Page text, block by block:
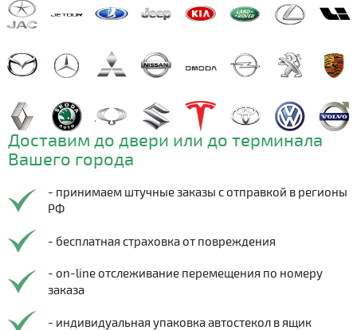
Доставим до двери или до терминала
Вашего города
- принимаем штучные заказы с отправкой в регионы
РФ
- бесплатная страховка от повреждения
- on-line отслеживание перемещения по номеру
заказа
- индивидуальная упаковка автостекол в ящик